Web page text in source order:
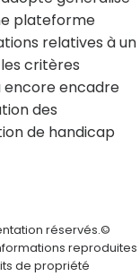
plateforme
relatives à un
critères
encore encadre
des
de handicap
réservés.©
reproduites
de propriété